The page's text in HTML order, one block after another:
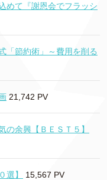
めて『謝恩会でフラッシ
「節約術」～費用を削る
21,742 PV
の余興【ＢＥＳＴ５】
選】 15,567 PV